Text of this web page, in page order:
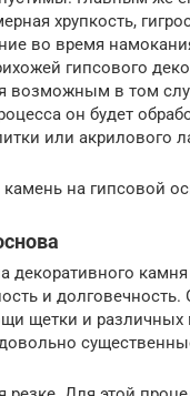
хрупкость,
во время
гипсового
возможным в том
он будет
или акрилового
на гипсовой
декоративного камня
и
щетки и различных